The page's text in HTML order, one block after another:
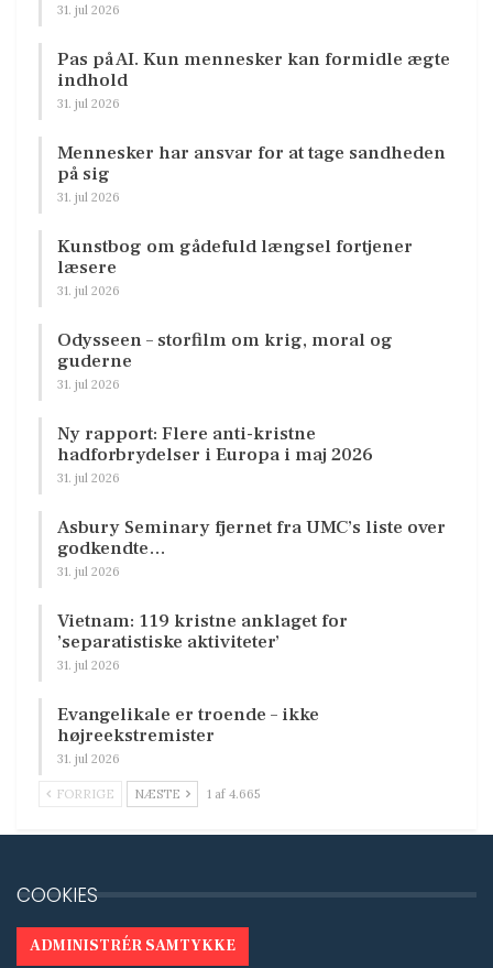
31. jul 2026
Pas på AI. Kun mennesker kan formidle ægte
indhold
31. jul 2026
Mennesker har ansvar for at tage sandheden
på sig
31. jul 2026
Kunstbog om gådefuld længsel fortjener
læsere
31. jul 2026
Odysseen – storfilm om krig, moral og
guderne
31. jul 2026
Ny rapport: Flere anti-kristne
hadforbrydelser i Europa i maj 2026
31. jul 2026
Asbury Seminary fjernet fra UMC’s liste over
godkendte…
31. jul 2026
Vietnam: 119 kristne anklaget for
’separatistiske aktiviteter’
31. jul 2026
Evangelikale er troende – ikke
højreekstremister
31. jul 2026
FORRIGE NÆSTE 1 af 4.665
COOKIES
ADMINISTRÉR SAMTYKKE